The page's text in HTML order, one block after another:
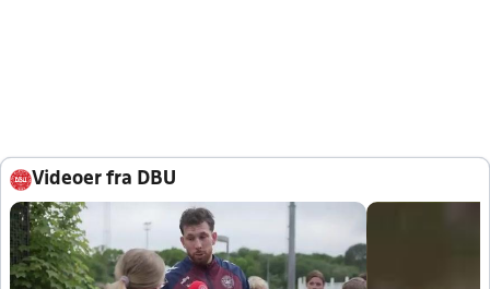
Videoer fra DBU